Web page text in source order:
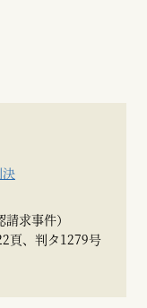
求事件）
頁、判タ1279号